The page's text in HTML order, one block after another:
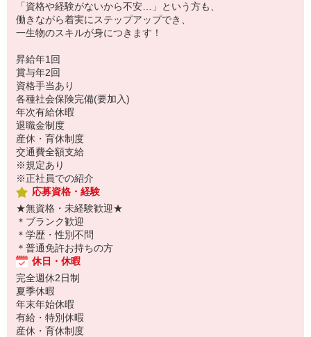
「資格や経験がないから不安…」という方も、
働きながら着実にステップアップでき、
一生物のスキルが身につきます！
昇給年1回
賞与年2回
資格手当あり
各種社会保険完備(要加入)
年次有給休暇
退職金制度
産休・育休制度
交通費全額支給
※規定あり
※正社員での紹介
応募資格・経験
★無資格・未経験歓迎★
＊ブランク歓迎
＊学歴・性別不問
＊普通免許お持ちの方
休日・休暇
完全週休2日制
夏季休暇
年末年始休暇
有給・特別休暇
産休・育休制度